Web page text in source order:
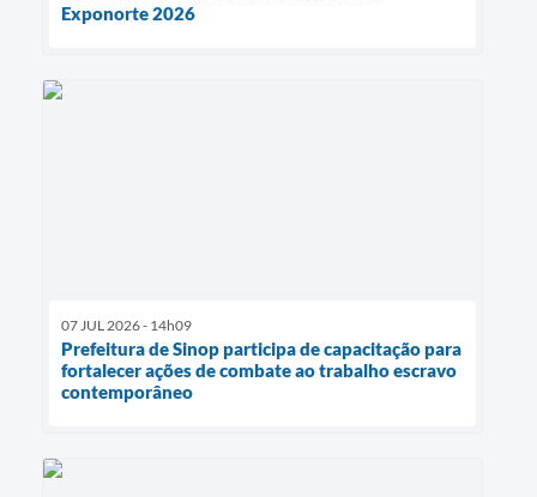
Exponorte 2026
07 JUL 2026 - 14h09
Prefeitura de Sinop participa de capacitação para
fortalecer ações de combate ao trabalho escravo
contemporâneo